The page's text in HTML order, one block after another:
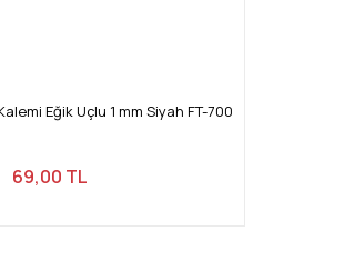
Eğik Uçlu 1 mm Siyah FT-700
69,00 TL